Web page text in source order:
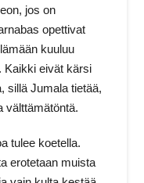
jos on
opettivat
kuuluu
Kaikki eivät kärsi
sillä Jumala tietää,
välttämätöntä.
tulee koetella.
erotetaan muista